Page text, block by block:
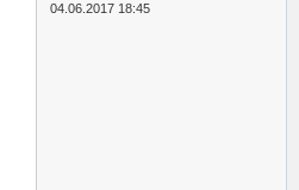
04.06.2017 18:45